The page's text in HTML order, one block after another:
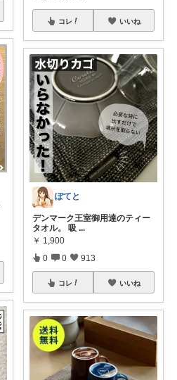
コレ いいね
ぽてと
デンマーク王室御用達のティー
タオル。 吸 ...
￥ 1,900
0 0 913
コレ いいね